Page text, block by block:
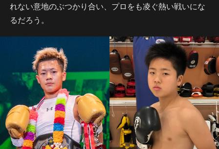
れない意地のぶつかり合い、プロをも凌ぐ熱い戦いにな
るだろう。